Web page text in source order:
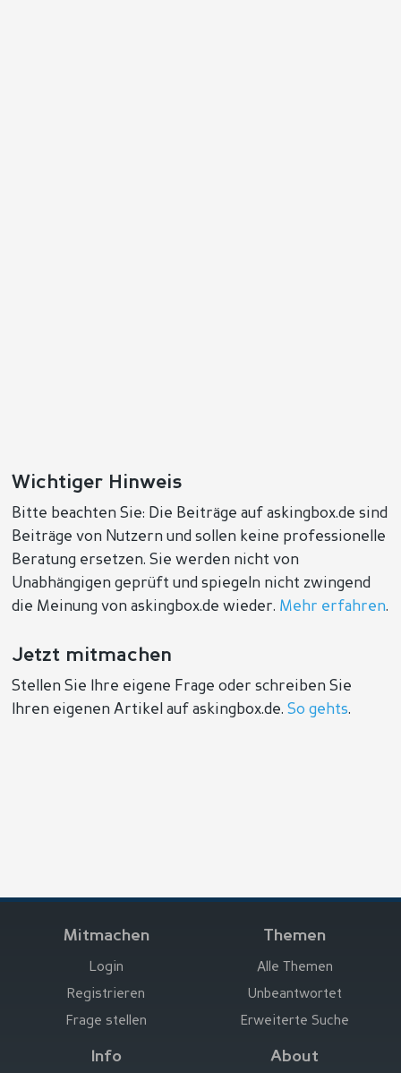
Wichtiger Hinweis
Bitte beachten Sie: Die Beiträge auf askingbox.de sind
Beiträge von Nutzern und sollen keine professionelle
Beratung ersetzen. Sie werden nicht von
Unabhängigen geprüft und spiegeln nicht zwingend
die Meinung von askingbox.de wieder. Mehr erfahren.
Jetzt mitmachen
Stellen Sie Ihre eigene Frage oder schreiben Sie
Ihren eigenen Artikel auf askingbox.de.So gehts.
Mitmachen
Login
Registrieren
Frage stellen
Themen
Alle Themen
Unbeantwortet
Erweiterte Suche
Info About